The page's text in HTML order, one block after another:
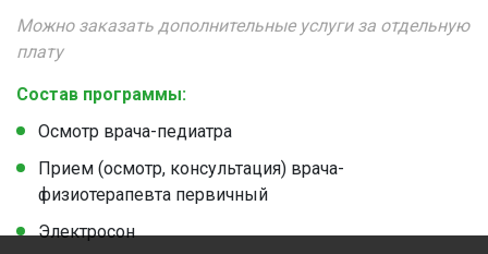
Можно заказать дополнительные услуги за отдельную
плату
Состав программы:
Осмотр врача-педиатра
Прием (осмотр, консультация) врача-
физиотерапевта первичный
Электросон